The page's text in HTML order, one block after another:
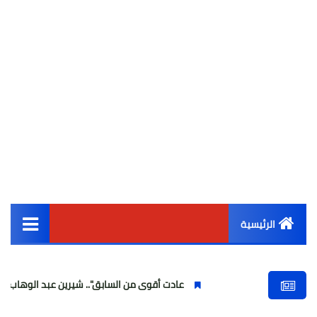
الرئيسية
أخبار مصر
عادت أقوى من السابق".. شيرين عبد الوهاب تتألق في